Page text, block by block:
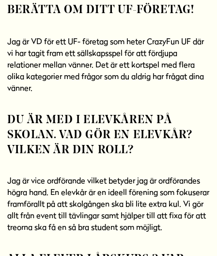
BERÄTTA OM DITT UF-FÖRETAG!
Jag är VD för ett UF- företag som heter CrazyFun UF där
vi har tagit fram ett sällskapsspel för att fördjupa
relationer mellan vänner. Det är ett kortspel med flera
olika kategorier med frågor som du aldrig har frågat dina
vänner.
DU ÄR MED I ELEVKÅREN PÅ
SKOLAN. VAD GÖR EN ELEVKÅR?
VILKEN ÄR DIN ROLL?
Jag är vice ordförande vilket betyder jag är ordförandes
högra hand. En elevkår är en ideell förening som fokuserar
framförallt på att skolgången ska bli lite extra kul. Vi gör
allt från event till tävlingar samt hjälper till att fixa för att
treorna ska få en så bra student som möjligt.